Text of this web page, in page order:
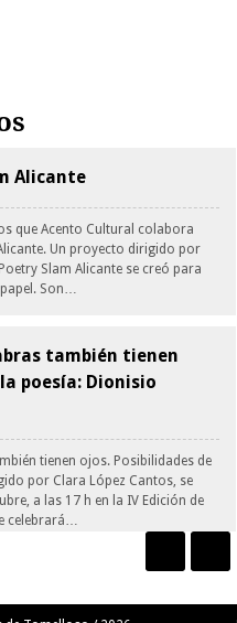
Alicante
que Acento Cultural colabora
Un proyecto dirigido por
Slam Alicante se creó para
Son…
también tienen
poesía: Dionisio
tienen ojos. Posibilidades de
por Clara López Cantos, se
a las 17 h en la IV Edición de
celebrará…